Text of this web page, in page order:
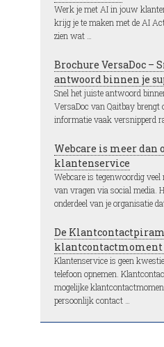
Werk je met AI in jouw
krijg je te maken met de AI
zien wat …
Brochure VersaDoc –
antwoord binnen je
Snel het juiste antwoord
VersaDoc van Qaitbay brengt
informatie vaak versnipperd
Webcare is meer dan
klantenservice
Webcare is tegenwoordig
van vragen via social media.
onderdeel van je organisatie
De
Klantenservice is geen kwestie
telefoon opnemen.
mogelijke
persoonlijk contact …